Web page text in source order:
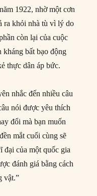
1922, nhờ một cơn
ra khỏi nhà tù vì lý do
còn lại của cuộc
bất bạo động
thực dân áp bức.
nhắc đến nhiều câu
nói được yêu thích
đổi mà bạn muốn
mắt cuối cùng sẽ
đại của một quốc gia
đánh giá bằng cách
vật.”